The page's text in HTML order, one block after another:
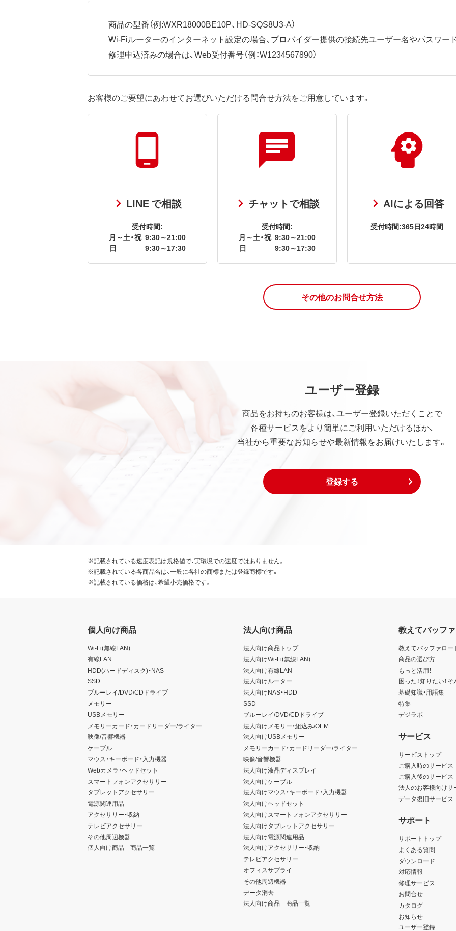
商品の型番（例:WXR18000BE10P、HD-SQS8U3-A）
Wi-Fiルーターのインターネット設定の場合、プロバイダー提供の接続先ユーザー名やパスワー
修理申込済みの場合は、Web受付番号（例：W1234567890）
お客様のご要望にあわせてお選びいただける問合せ方法をご用意しています。
LINE で相談
受付時間:
月～土・祝 9:30～21:00
日
9:30～17:30
チャットで相談
受付時間:
月～土・祝 9:30～21:00
日
9:30～17:30
AIによる回答
受付時間:365日24時間
その他のお問合せ方法
ユーザー登録
商品をお持ちのお客様は、ユーザー登録いただくことで
各種サービスをより簡単にご利用いただけるほか、
当社から重要なお知らせや最新情報をお届けいたします。
登録する
※記載されている速度表記は規格値で、実環境での速度ではありません。
※記載されている各商品名は、一般に各社の商標または登録商標です。
※記載されている価格は、希望小売価格です。
個人向け商品
Wi-Fi(無線LAN)
有線LAN
HDD(ハードディスク)・NAS
SSD
ブルーレイ/DVD/CDドライブ
メモリー
USBメモリー
メモリーカード・カードリーダー/ライター
映像/音響機器
ケーブル
マウス・キーボード・入力機器
Webカメラ・ヘッドセット
スマートフォンアクセサリー
タブレットアクセサリー
電源関連用品
アクセサリー・収納
テレビアクセサリー
その他周辺機器
個人向け商品 商品一覧
法人向け商品
法人向け商品トップ
法人向けWi-Fi(無線LAN)
法人向け有線LAN
法人向けルーター
法人向けNAS・HDD
SSD
ブルーレイ/DVD/CDドライブ
法人向けメモリー・組込み/OEM
法人向けUSBメモリー
メモリーカード・カードリーダー/ライター
映像/音響機器
法人向け液晶ディスプレイ
法人向けケーブル
法人向けマウス・キーボード・入力機器
法人向けヘッドセット
法人向けスマートフォンアクセサリー
法人向けタブレットアクセサリー
法人向け電源関連用品
法人向けアクセサリー・収納
テレビアクセサリー
オフィスサプライ
その他周辺機器
データ消去
法人向け商品 商品一覧
教えてバッフ
教えてバッファロー
商品の選び方
もっと活用！
困った！知りたい！
基礎知識・用語集
特集
デジラボ
サービス
サービストップ
ご購入時のサービス
ご購入後のサービス
法人のお客様向けサ
データ復旧サービス
サポート
サポートトップ
よくある質問
ダウンロード
対応情報
修理サービス
お問合せ
カタログ
お知らせ
ユーザー登録